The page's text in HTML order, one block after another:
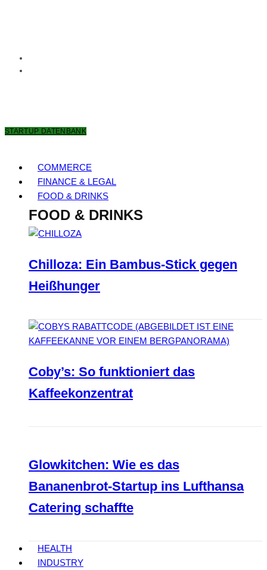
STARTUP DATENBANK
COMMERCE
FINANCE & LEGAL
FOOD & DRINKS
FOOD & DRINKS
Chilloza: Ein Bambus-Stick gegen
Heißhunger
Coby’s: So funktioniert das
Kaffeekonzentrat
Glowkitchen: Wie es das
Bananenbrot-Startup ins Lufthansa
Catering schaffte
HEALTH
INDUSTRY